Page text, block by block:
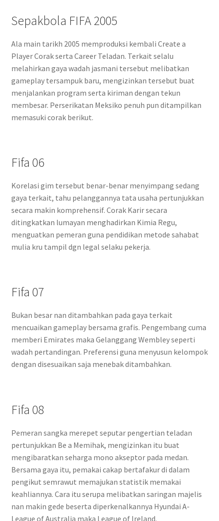
Sepakbola FIFA 2005
Ala main tarikh 2005 memproduksi kembali Create a
Player Corak serta Career Teladan. Terkait selalu
melahirkan gaya wadah jasmani tersebut melibatkan
gameplay tersampuk baru, mengizinkan tersebut buat
menjalankan program serta kiriman dengan tekun
membesar. Perserikatan Meksiko penuh pun ditampilkan
memasuki corak berikut.
Fifa 06
Korelasi gim tersebut benar-benar menyimpang sedang
gaya terkait, tahu pelanggannya tata usaha pertunjukkan
secara makin komprehensif. Corak Karir secara
ditingkatkan lumayan menghadirkan Kimia Regu,
menguatkan pemeran guna pendidikan metode sahabat
mulia kru tampil dgn legal selaku pekerja.
Fifa 07
Bukan besar nan ditambahkan pada gaya terkait
mencuaikan gameplay bersama grafis. Pengembang cuma
memberi Emirates maka Gelanggang Wembley seperti
wadah pertandingan. Preferensi guna menyusun kelompok
dengan disesuaikan saja menebak ditambahkan.
Fifa 08
Pemeran sangka merepet seputar pengertian teladan
pertunjukkan Be a Memihak, mengizinkan itu buat
mengibaratkan seharga mono akseptor pada medan.
Bersama gaya itu, pemakai cakap bertafakur di dalam
pengikut semrawut memajukan statistik memakai
keahliannya. Cara itu serupa melibatkan saringan majelis
nan makin gede beserta diperkenalkannya Hyundai A-
League of Australia maka League of Ireland.